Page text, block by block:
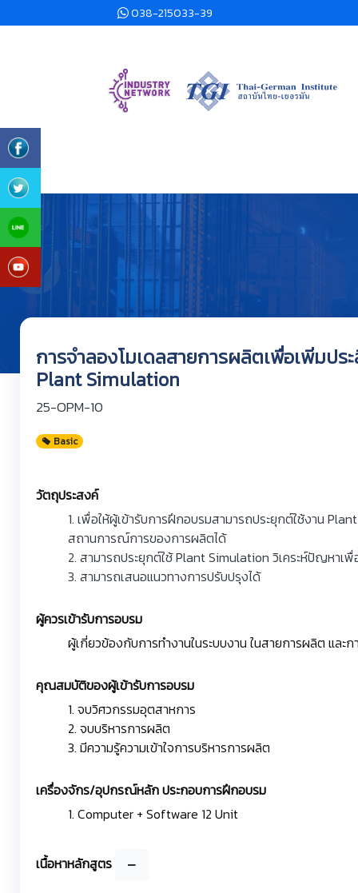
038-215033-39
การจำลองโมเดลสายการผลิตเพื่อเพิ่มป
Plant Simulation
25-OPM-10
Basic
วัตถุประสงค์
1. เพื่อให้ผู้เข้ารับการฝึกอบรมสามารถประยุกต์ใช้งาน
สถานการณ์การของการผลิตได้
2. สามารถประยุกต์ใช้ Plant Simulation วิเคระห์ปัญหาเ
3. สามารถเสนอแนวทางการปรับปรุงได้
ผู้ควรเข้ารับการอบรม
ผู้เกี่ยวข้องกับการทำงานในระบบงาน ในสายการผลิต และ
คุณสมบัติของผู้เข้ารับการอบรม
1. จบวิศวกรรมอุตสาหการ
2. จบบริหารการผลิต
3. มีความรู้ความเข้าใจการบริหารการผลิต
เครื่องจักร/อุปกรณ์หลัก ประกอบการฝึกอบรม
1. Computer + Software 12 Unit
เนื้อหาหลักสูตร